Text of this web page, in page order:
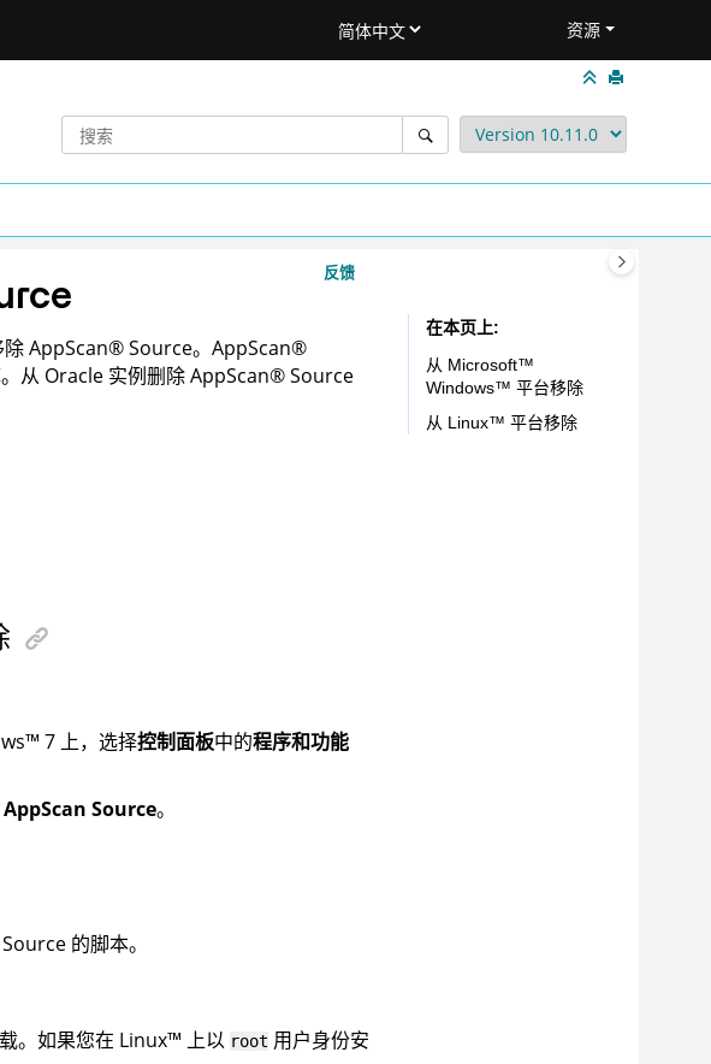
资源
反馈
除AppScan®Source。 AppScan®
从 Oracle 实例删除AppScan®Source
™ 7 上，选择控制面板中的程序和功能
AppScan Source。
的脚本。
。如果您在 Linux™ 上以 root用户身份安
在本页上
从 Microsoft™
Windows™ 平台移除
从 Linux™ 平台移除